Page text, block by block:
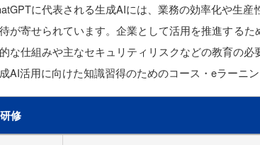
に代表される生成AIには、業務の効率化や生
が寄せられています。企業として活用を推進する
な仕組みや主なセキュリティリスクなどの教育の必
AI活用に向けた知識習得のためのコース・eラーニン
研修